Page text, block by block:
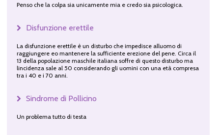
Penso che la colpa sia unicamente mia e credo sia psicologica.
Disfunzione erettile
La disfunzione erettile è un disturbo che impedisce alluomo di
raggiungere eo mantenere la sufficiente erezione del pene. Circa il
13 della popolazione maschile italiana soffre di questo disturbo ma
lincidenza sale al 50 considerando gli uomini con una età compresa
tra i 40 e i 70 anni.
Sindrome di Pollicino
Un problema tutto di testa